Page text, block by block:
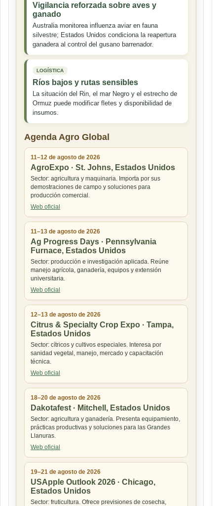
Vigilancia reforzada sobre aves y
ganado
Australia monitorea influenza aviar en fauna
silvestre; Estados Unidos condiciona la reapertura
ganadera al control del gusano barrenador.
LOGÍSTICA
Ríos bajos y rutas sensibles
La situación del Rin, el mar Negro y el estrecho de
Ormuz puede modificar fletes y disponibilidad de
insumos.
Agenda Agro Global
11–12 de agosto de 2026
AgroExpo · St. Johns, Estados Unidos
Sector: agricultura y maquinaria. Importa por sus
demostraciones de campo y soluciones para
producción comercial.
Web oficial
11–13 de agosto de 2026
Ag Progress Days · Pennsylvania
Furnace, Estados Unidos
Sector: producción e investigación aplicada. Reúne
manejo agrícola, ganadería, equipos y extensión
universitaria.
Web oficial
12–13 de agosto de 2026
Citrus & Specialty Crop Expo · Tampa,
Estados Unidos
Sector: cítricos y cultivos especiales. Interesa por
sanidad vegetal, manejo, mercado y capacitación
técnica.
Web oficial
18–20 de agosto de 2026
Dakotafest · Mitchell, Estados Unidos
Sector: agricultura y ganadería. Presenta equipamiento,
prácticas productivas y soluciones para las Grandes
Llanuras.
Web oficial
19–21 de agosto de 2026
USApple Outlook 2026 · Chicago,
Estados Unidos
Sector: fruticultura. Ofrece previsiones de cosecha,